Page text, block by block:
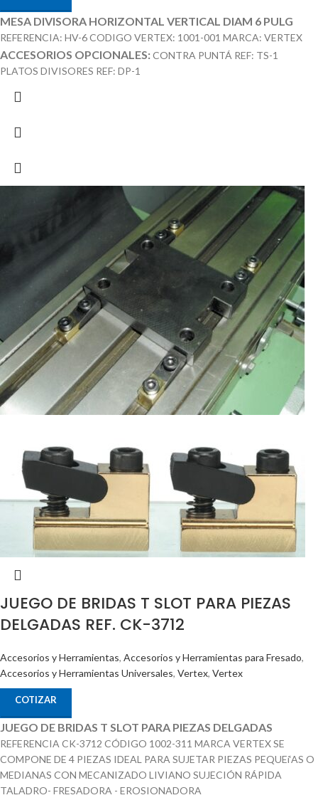
MESA DIVISORA HORIZONTAL VERTICAL DIAM 6 PULG
REFERENCIA: HV-6 CODIGO VERTEX: 1001-001 MARCA: VERTEX
ACCESORIOS OPCIONALES:CONTRA PUNTÁ REF: TS-1
PLATOS DIVISORES REF: DP-1
JUEGO DE BRIDAS T SLOT PARA PIEZAS
DELGADAS REF. CK-3712
Accesorios y Herramientas, Accesorios y Herramientas para Fresado,
Accesorios y Herramientas Universales, Vertex, Vertex
COTIZAR
JUEGO DE BRIDAS T SLOT PARA PIEZAS DELGADAS
REFERENCIA CK-3712 CÓDIGO 1002-311 MARCA VERTEX SE
COMPONE DE 4 PIEZAS IDEAL PARA SUJETAR PIEZAS PEQUEí‘AS O
MEDIANAS CON MECANIZADO LIVIANO SUJECIÓN RÁPIDA
TALADRO- FRESADORA - EROSIONADORA